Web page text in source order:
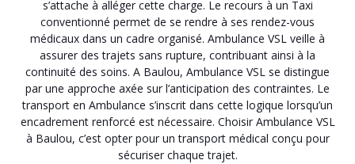
s’attache à alléger cette charge. Le recours à un Taxi
conventionné permet de se rendre à ses rendez-vous
médicaux dans un cadre organisé. Ambulance VSL veille à
assurer des trajets sans rupture, contribuant ainsi à la
continuité des soins. A Baulou, Ambulance VSL se distingue
par une approche axée sur l’anticipation des contraintes. Le
transport en Ambulance s’inscrit dans cette logique lorsqu’un
encadrement renforcé est nécessaire. Choisir Ambulance VSL
à Baulou, c’est opter pour un transport médical conçu pour
sécuriser chaque trajet.